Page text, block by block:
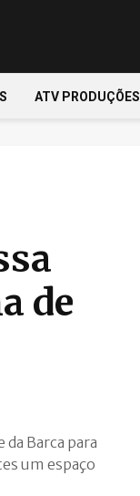
ATV PRODUÇÕES
de
Barca para
um espaço